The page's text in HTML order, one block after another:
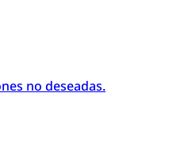
no deseadas.